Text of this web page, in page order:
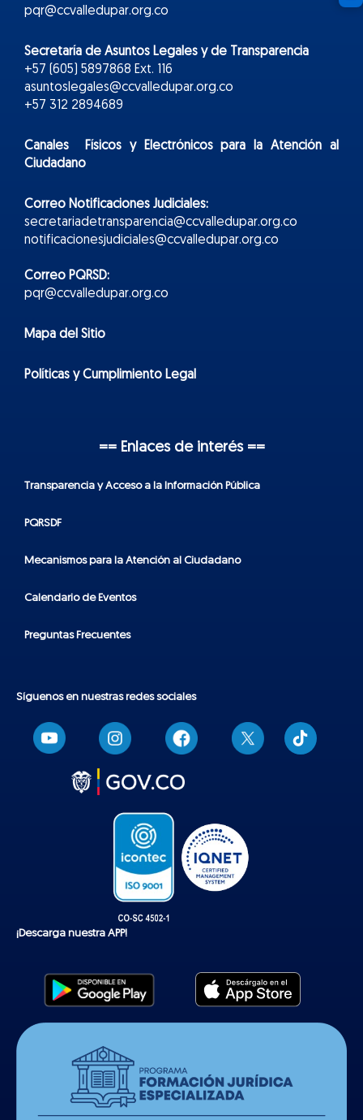
pqr@ccvalledupar.org.co
Secretaría de Asuntos Legales y de Transparencia
+57 (605) 5897868 Ext. 116
asuntoslegales@ccvalledupar.org.co
+57 312 2894689
Canales Físicos yElectrónicospara la Atención al
Ciudadano
Correo Notificaciones Judiciales:
secretariadetransparencia@ccvalledupar.org.co
notificacionesjudiciales@ccvalledupar.org.co
Correo PQRSD:
pqr@ccvalledupar.org.co
Mapa del Sitio
Políticas y Cumplimiento Legal
== Enlaces de interés ==
Transparencia y Acceso a la Información Pública
PQRSDF
Mecanismos para la Atención al Ciudadano
Calendario de Eventos
Preguntas Frecuentes
Síguenos en nuestras redes sociales
T
i
k
¡Descarga nuestra APP!